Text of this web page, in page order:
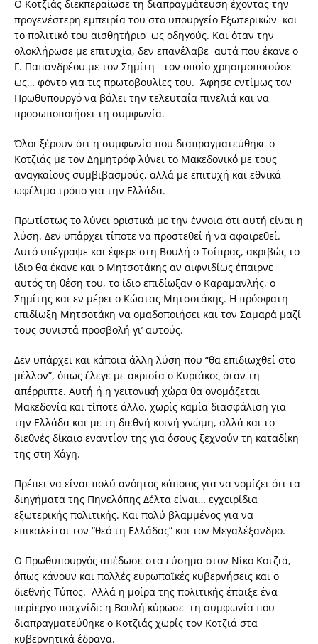
Ο Κοτζιάς διεκπεραίωσε τη διαπραγμάτευση έχοντας την
προγενέστερη εμπειρία του στο υπουργείο Εξωτερικών και
το πολιτικό του αισθητήριο ως οδηγούς. Και όταν την
ολοκλήρωσε με επιτυχία, δεν επανέλαβε αυτά που έκανε ο
Γ. Παπανδρέου με τον Σημίτη -τον οποίο χρησιμοποιούσε
ως… φόντο για τις πρωτοβουλίες του. Άφησε εντίμως τον
Πρωθυπουργό να βάλει την τελευταία πινελιά και να
προσωποποιήσει τη συμφωνία.
Όλοι ξέρουν ότι η συμφωνία που διαπραγματεύθηκε ο
Κοτζιάς με τον Δημητρόφ λύνει το Μακεδονικό με τους
αναγκαίους συμβιβασμούς, αλλά με επιτυχή και εθνικά
ωφέλιμο τρόπο για την Ελλάδα.
Πρωτίστως το λύνει οριστικά με την έννοια ότι αυτή είναι η
λύση. Δεν υπάρχει τίποτε να προστεθεί ή να αφαιρεθεί.
Αυτό υπέγραψε και έφερε στη Βουλή ο Τσίπρας, ακριβώς το
ίδιο θα έκανε και ο Μητσοτάκης αν αιφνιδίως έπαιρνε
αυτός τη θέση του, το ίδιο επιδίωξαν ο Καραμανλής, ο
Σημίτης και εν μέρει ο Κώστας Μητσοτάκης. Η πρόσφατη
επιδίωξη Μητσοτάκη να ομαδοποιήσει και τον Σαμαρά μαζί
τους συνιστά προσβολή γι’ αυτούς.
Δεν υπάρχει και κάποια άλλη λύση που “θα επιδιωχθεί στο
μέλλον”, όπως έλεγε με ακρισία ο Κυριάκος όταν τη
απέρριπτε. Αυτή ή η γειτονική χώρα θα ονομάζεται
Μακεδονία και τίποτε άλλο, χωρίς καμία διασφάλιση για
την Ελλάδα και με τη διεθνή κοινή γνώμη, αλλά και το
διεθνές δίκαιο εναντίον της για όσους ξεχνούν τη καταδίκη
της στη Χάγη.
Πρέπει να είναι πολύ ανόητος κάποιος για να νομίζει ότι τα
διηγήματα της Πηνελόπης Δέλτα είναι… εγχειρίδια
εξωτερικής πολιτικής. Και πολύ βλαμμένος για να
επικαλείται τον “θεό τη Ελλάδας” και τον Μεγαλέξανδρο.
Ο Πρωθυπουργός απέδωσε στα εύσημα στον Νίκο Κοτζιά,
όπως κάνουν και πολλές ευρωπαϊκές κυβερνήσεις και ο
διεθνής Τύπος. Αλλά η μοίρα της πολιτικής έπαιξε ένα
περίεργο παιχνίδι: η Βουλή κύρωσε τη συμφωνία που
διαπραγματεύθηκε ο Κοτζιάς χωρίς τον Κοτζιά στα
κυβερνητικά έδρανα.